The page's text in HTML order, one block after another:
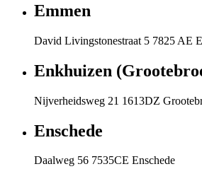
Emmen
David Livingstonestraat 5 7825 AE
Enkhuizen
Nijverheidsweg 21 1613DZ
Enschede
Daalweg 56 7535CE Enschede